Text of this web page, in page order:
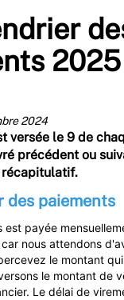
2024
versée le 9 de
précédent ou
des paiements
est payée
nous attendons
le montant
le montant de
Le délai de